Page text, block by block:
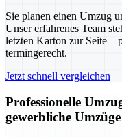
Sie planen einen Umzug
Unser erfahrenes Team
letzten Karton zur Seite –
termingerecht.
Jetzt schnell vergleichen
Professionelle
gewerbliche